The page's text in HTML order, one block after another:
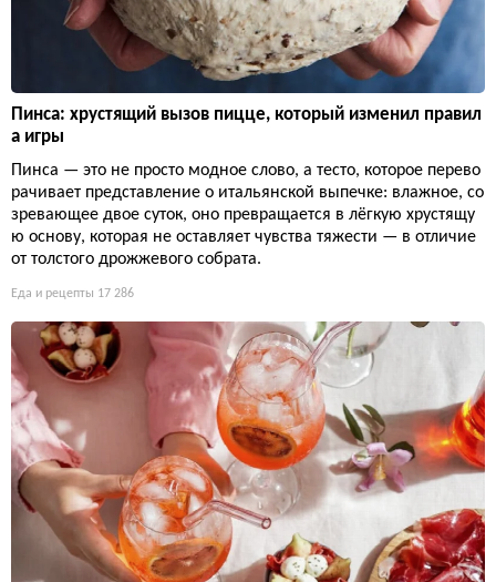
Пинса: хрустящий вызов пицце, который изменил правил
а игры
Пинса — это не просто модное слово, а тесто, которое перево
рачивает представление о итальянской выпечке: влажное, со
зревающее двое суток, оно превращается в лёгкую хрустящу
ю основу, которая не оставляет чувства тяжести — в отличие
от толстого дрожжевого собрата.
Еда и рецепты 17 286